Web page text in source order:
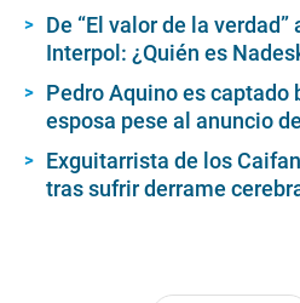
De “El valor de la
Interpol: ¿Quién es
Pedro Aquino es captado
esposa pese al anuncio
Exguitarrista de los
tras sufrir derrame